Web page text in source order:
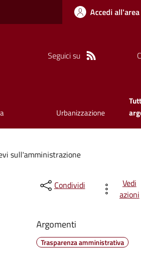
Accedi
Seguici su
Urbanizzazione
sull'amministrazione
Condividi
Vedi
azioni
Argomenti
Trasparenza amministrativa